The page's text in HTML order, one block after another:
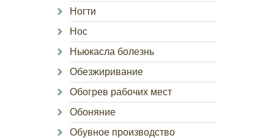
Ногти
Нос
Ньюкасла болезнь
Обезжиривание
Обогрев рабочих мест
Обоняние
Обувное производство